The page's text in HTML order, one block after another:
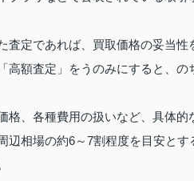
査定であれば、買取価格の妥当性
高額査定」をうのみにすると、
格、各種費用の扱いなど、具体
辺相場の約6～7割程度を目安と